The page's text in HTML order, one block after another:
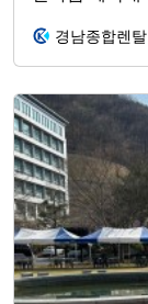
경남종합렌탈